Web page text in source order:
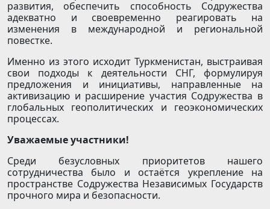
развития, обеспечить способность Содружества
адекватно и своевременно реагировать на
изменения в международной и региональной
повестке.
Именно из этого исходит Туркменистан, выстраивая
свои подходы к деятельности СНГ, формулируя
предложения и инициативы, направленные на
активизацию и расширение участия Содружества в
глобальных геополитических и геоэкономических
процессах.
Уважаемые участники!
Среди безусловных приоритетов нашего
сотрудничества было и остаётся укрепление на
пространстве Содружества Независимых Государств
прочного мира и безопасности.